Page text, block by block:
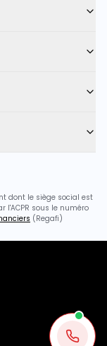
dont le siège social est
l'ACPR sous le numéro
(Regafi)